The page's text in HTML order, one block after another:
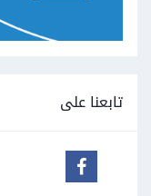
تابعنا على